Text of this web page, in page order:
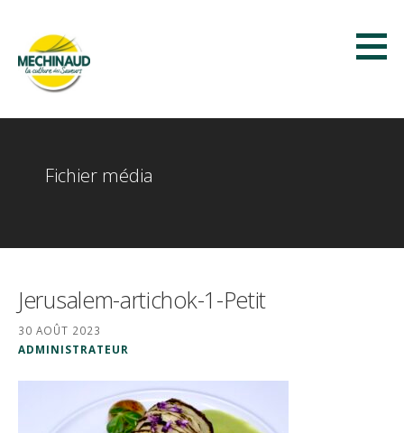
contenu
Fichier média
Jerusalem-artichok-1-Petit
30 AOÛT 2023
ADMINISTRATEUR